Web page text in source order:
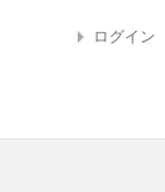
ログイン